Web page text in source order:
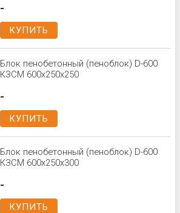
-
КУПИТЬ
Блок пенобетонный (пеноблок) D-600
КЗСМ 600x250x250
-
КУПИТЬ
Блок пенобетонный (пеноблок) D-600
КЗСМ 600x250x300
-
КУПИТЬ